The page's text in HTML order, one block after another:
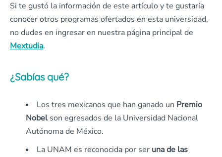
Si te gustó la información de este artículo y te gustaría
conocer otros programas ofertados en esta universidad,
no dudes en ingresar en nuestra página principal de
Mextudia.
¿Sabías qué?
Los tres mexicanos que han ganado un Premio
Nobelson egresados de la Universidad Nacional
Autónoma de México.
La UNAM es reconocida por ser una de las